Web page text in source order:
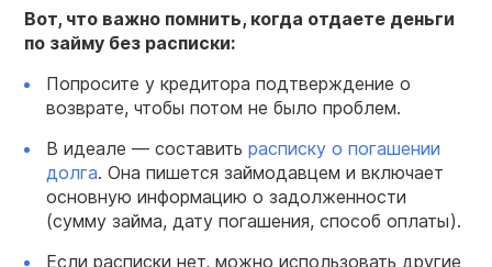
Вот, что важно помнить, когда отдаете деньги
по займу без расписки:
Попросите у кредитора подтверждение о
возврате, чтобы потом не было проблем.
В идеале — составить расписку о погашении
долга. Она пишется займодавцем и включает
основную информацию о задолженности
(сумму займа, дату погашения, способ оплаты).
Если расписки нет, можно использовать другие